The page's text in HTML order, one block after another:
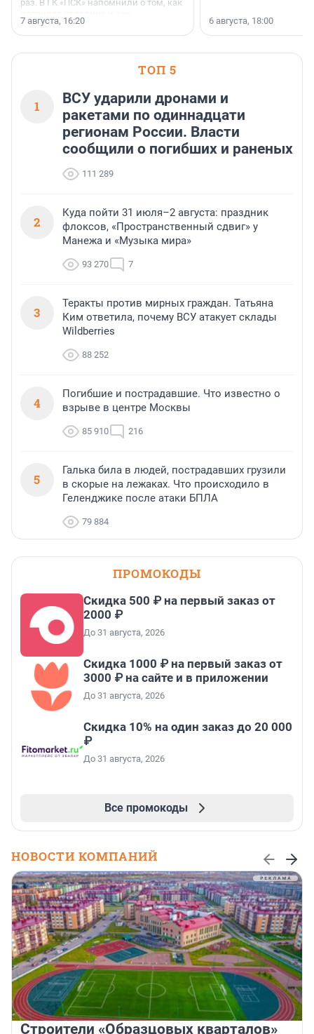
раз. В ГК «ПСК» напомнили о том, как
поменялась роль строительства.
7 августа, 16:20 6 августа, 18:00
ТОП 5
1
ВСУ ударили дронами и
ракетами по одиннадцати
регионам России. Власти
сообщили о погибших и раненых
111 289
2
Куда пойти 31 июля–2 августа: праздник
флоксов, «Пространственный сдвиг» у
Манежа и «Музыка мира»
93 270 7
3
Теракты против мирных граждан. Татьяна
Ким ответила, почему ВСУ атакует склады
Wildberries
88 252
4
Погибшие и пострадавшие. Что известно о
взрыве в центре Москвы
85 910 216
5
Галька била в людей, пострадавших грузили
в скорые на лежаках. Что происходило в
Геленджике после атаки БПЛА
79 884
ПРОМОКОДЫ
Скидка 500 ₽ на первый заказ от
2000 ₽
До 31 августа, 2026
Скидка 1000 ₽ на первый заказ от
3000 ₽ на сайте и в приложении
До 31 августа, 2026
Скидка 10% на один заказ до 20 000
₽
До 31 августа, 2026
Все промокоды
НОВОСТИ КОМПАНИЙ
Строители «Образцовых кварталов»